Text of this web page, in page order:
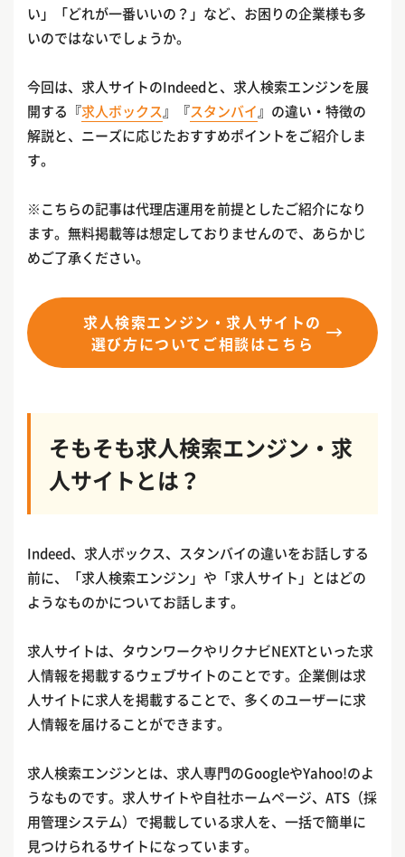
い」「どれが一番いいの？」など、お困りの企業様も多
いのではないでしょうか。
今回は、求人サイトのIndeedと、求人検索エンジンを展
開する『求人ボックス』『スタンバイ』の違い・特徴の
解説と、ニーズに応じたおすすめポイントをご紹介しま
す。
※こちらの記事は代理店運用を前提としたご紹介になり
ます。無料掲載等は想定しておりませんので、あらかじ
めご了承ください。
求人検索エンジン・求人サイトの
選び方についてご相談はこちら
そもそも求人検索エンジン・求
人サイトとは？
Indeed、求人ボックス、スタンバイの違いをお話しする
前に、「求人検索エンジン」や「求人サイト」とはどの
ようなものかについてお話します。
求人サイトは、タウンワークやリクナビNEXTといった求
人情報を掲載するウェブサイトのことです。企業側は求
人サイトに求人を掲載することで、多くのユーザーに求
人情報を届けることができます。
求人検索エンジンとは、求人専門のGoogleやYahoo!のよ
うなものです。求人サイトや自社ホームページ、ATS（採
用管理システム）で掲載している求人を、一括で簡単に
見つけられるサイトになっています。